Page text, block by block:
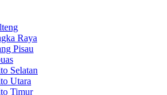
Raya
Pisau
Selatan
Utara
Timur